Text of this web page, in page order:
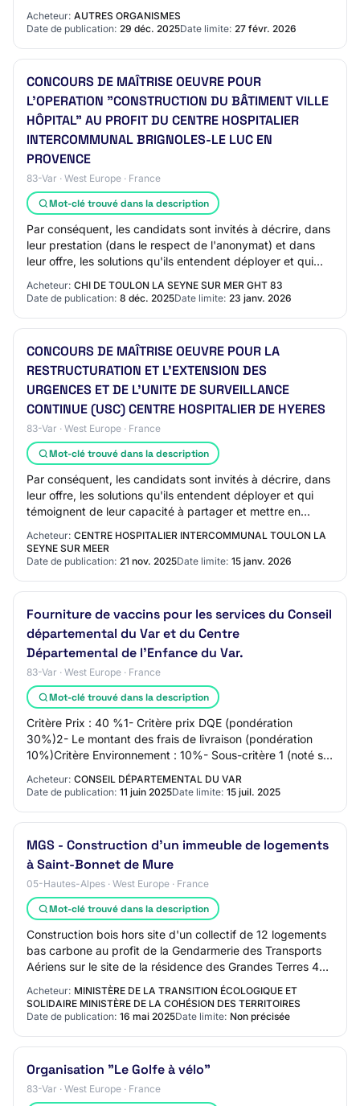
Acheteur: AUTRES ORGANISMES
Date de publication: 29 déc. 2025Date limite: 27 févr. 2026
CONCOURS DE MAÎTRISE OEUVRE POUR
L'OPERATION "CONSTRUCTION DU BÂTIMENT VILLE
HÔPITAL" AU PROFIT DU CENTRE HOSPITALIER
INTERCOMMUNAL BRIGNOLES-LE LUC EN
PROVENCE
83-Var · West Europe · France
Mot-clé trouvé dans la description
Par conséquent, les candidats sont invités à décrire, dans
leur prestation (dans le respect de l'anonymat) et dans
leur offre, les solutions qu'ils entendent déployer et qui
Acheteur: CHI DE TOULON LA SEYNE SUR MER GHT 83
Date de publication: 8 déc. 2025Date limite: 23 janv. 2026
CONCOURS DE MAÎTRISE OEUVRE POUR LA
RESTRUCTURATION ET L'EXTENSION DES
URGENCES ET DE L'UNITE DE SURVEILLANCE
CONTINUE (USC) CENTRE HOSPITALIER DE HYERES
83-Var · West Europe · France
Mot-clé trouvé dans la description
Par conséquent, les candidats sont invités à décrire, dans
leur offre, les solutions qu'ils entendent déployer et qui
témoignent de leur capacité à partager et mettre en
Acheteur: CENTRE HOSPITALIER INTERCOMMUNAL TOULON LA
SEYNE SUR MEER
Date de publication: 21 nov. 2025Date limite: 15 janv. 2026
Fourniture de vaccins pour les services du Conseil
départemental du Var et du Centre
Départemental de l'Enfance du Var.
83-Var · West Europe · France
Mot-clé trouvé dans la description
Critère Prix : 40 %1- Critère prix DQE (pondération
30%)2- Le montant des frais de livraison (pondération
10%)Critère Environnement : 10%- Sous-critère 1 (noté sur
5 points coefficient 2) : Descripti…
Acheteur: CONSEIL DÉPARTEMENTAL DU VAR
Date de publication: 11 juin 2025Date limite: 15 juil. 2025
MGS - Construction d'un immeuble de logements
à Saint-Bonnet de Mure
05-Hautes-Alpes · West Europe · France
Mot-clé trouvé dans la description
Construction bois hors site d'un collectif de 12 logements
bas carbone au profit de la Gendarmerie des Transports
Aériens sur le site de la résidence des Grandes Terres 4
rue de Luyzine à Saint-Bonne…
Acheteur: MINISTÈRE DE LA TRANSITION ÉCOLOGIQUE ET
SOLIDAIRE MINISTÈRE DE LA COHÉSION DES TERRITOIRES
Date de publication: 16 mai 2025Date limite: Non précisée
Organisation "Le Golfe à vélo"
83-Var · West Europe · France